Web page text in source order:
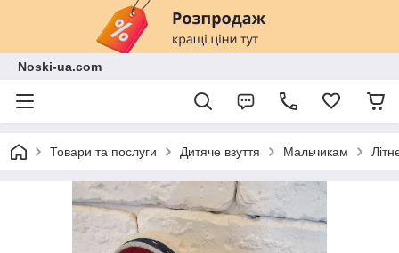
Noski-ua.com
Товари та послуги Дитяче взуття Мальчикам